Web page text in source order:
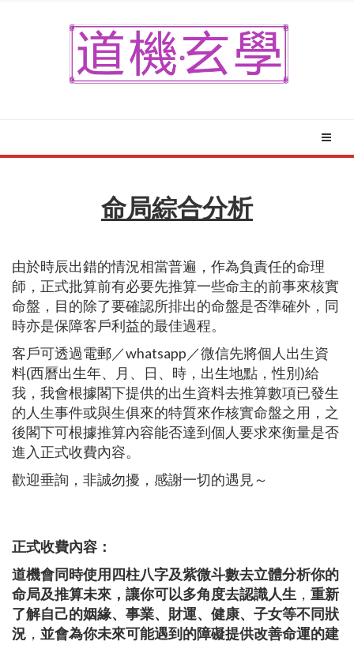
命局綜合分析
由於時辰出錯的情況相當普遍，作為負責任的命理
師，正式批算前有必要先推算一些命主的前事來核實
命盤，目的除了要確認所排出的命盤是否準確外，同
時亦是保障客戶利益的最佳過程。
客戶可透過電郵／whatsapp／微信先將個人出生資
料(西曆出生年、月、日、時，出生地點，性別)給
我，我會根據閣下提供的出生資料去推算數項已發生
的人生事件或與生俱來的特質來作核實命盤之用，之
後閣下可根據推算內容能否達到個人要求來衡量是否
進入正式收費內容。
歡迎垂詢，非誠勿擾，感謝一切的遇見～
正式收費內容：
道機會同時使用四柱八字及紫微斗數去立體分析你的
命局及推算未來，讓你可以多角度去認識人生 ， 重新
了解自己的姻緣、事業、財運、健康、子女等不同狀
況 ， 並會為你未來可能遇到的障礙提供改善命運的建